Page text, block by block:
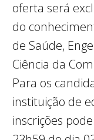
oferta será
do
de Saúde,
Ciência da
Para os
instituição de
inscrições